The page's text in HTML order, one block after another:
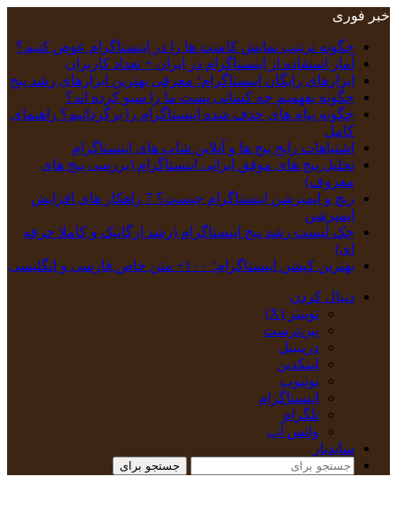
خبر فوری
چگونه ترتیب نمایش کامنت‌ ها را در اینستاگرام عوض کنیم؟
آمار استفاده از اینستاگرام در ایران + تعداد کاربران
ابزارهای رایگان اینستاگرام؛ معرفی بهترین ابزارهای رشد پیج
چگونه بفهمیم چه کسانی پست ما را سیو کرده اند؟
چگونه پیام‌ های حذف‌ شده اینستاگرام را برگردانیم؟ راهنمای
کامل
اشتباهات رایج پیج ها و آنلاین شاپ های اینستاگرام
تحلیل پیج‌ های موفق ایرانی اینستاگرام (بررسی پیج های
معروف)
ریچ و ایمپرشن اینستاگرام چیست؟ 7 راهکار های افزایش
ایمپرشن
چک‌ لیست رشد پیج اینستاگرام (رشد ارگانیک و کاملا حرفه
ای)
بهترین کپشن‌ اینستاگرام؛ ۱۰۰+ متن خاص فارسی و انگلیسی
دنبال کردن
توییتر (X)
‫پین‌ترست
دریبببل
لینکدین
یوتیوب
اینستاگرام
تلگرام
واتس آپ
سایدبار
جستجو برای